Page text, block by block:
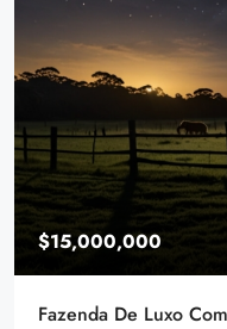
$15,000,000
Fazenda De Luxo